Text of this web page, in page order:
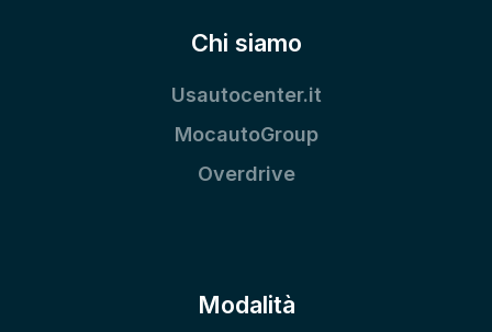
Chi siamo
Usautocenter.it
MocautoGroup
Overdrive
Modalità